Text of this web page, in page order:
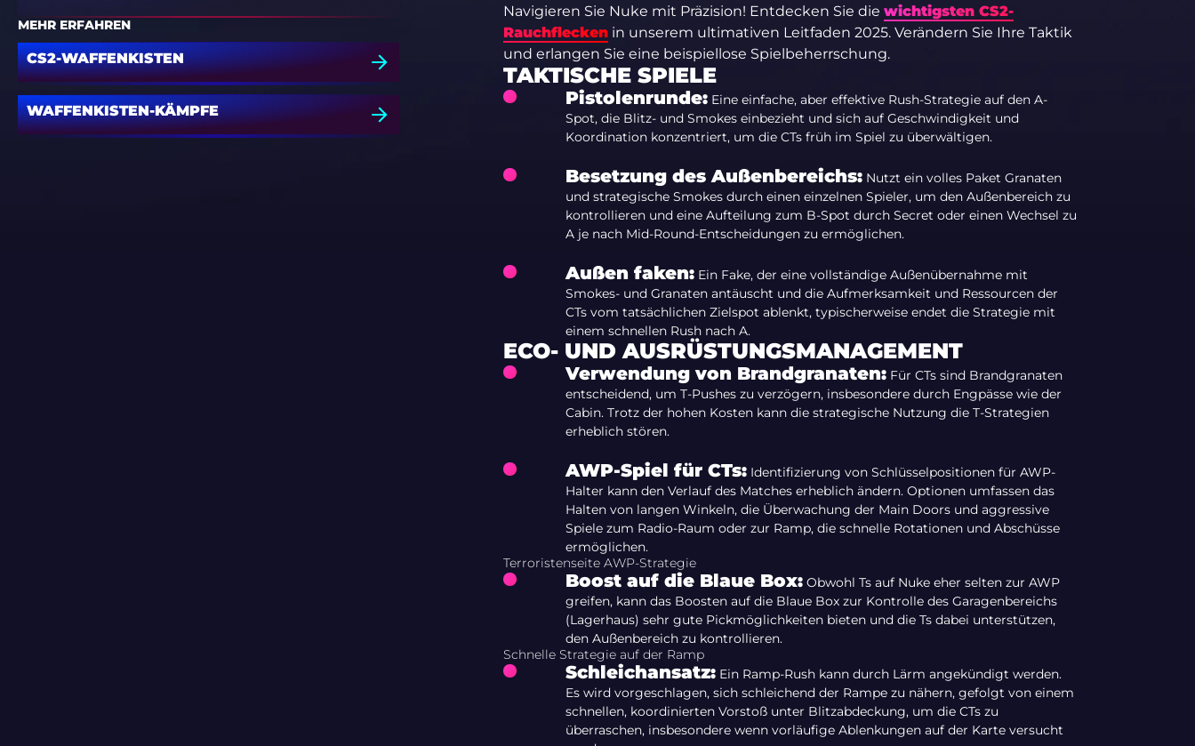
MEHR ERFAHREN
CS2-WAFFENKISTEN
WAFFENKISTEN-KÄMPFE
Navigieren Sie Nuke mit Präzision! Entdecken Sie die wichtigsten CS2-
Rauchfleckenin unserem ultimativen Leitfaden 2025. Verändern Sie Ihre Taktik
und erlangen Sie eine beispiellose Spielbeherrschung.
TAKTISCHE SPIELE
Pistolenrunde:Eine einfache, aber effektive Rush-Strategie auf den A-
Spot, die Blitz- und Smokes einbezieht und sich auf Geschwindigkeit und
Koordination konzentriert, um die CTs früh im Spiel zu überwältigen.
Besetzung des Außenbereichs:Nutzt ein volles Paket Granaten
und strategische Smokes durch einen einzelnen Spieler, um den Außenbereich zu
kontrollieren und eine Aufteilung zum B-Spot durch Secret oder einen Wechsel zu
A je nach Mid-Round-Entscheidungen zu ermöglichen.
Außen faken:Ein Fake, der eine vollständige Außenübernahme mit
Smokes- und Granaten antäuscht und die Aufmerksamkeit und Ressourcen der
CTs vom tatsächlichen Zielspot ablenkt, typischerweise endet die Strategie mit
einem schnellen Rush nach A.
ECO- UND AUSRÜSTUNGSMANAGEMENT
Verwendung von Brandgranaten:Für CTs sind Brandgranaten
entscheidend, um T-Pushes zu verzögern, insbesondere durch Engpässe wie der
Cabin. Trotz der hohen Kosten kann die strategische Nutzung die T-Strategien
erheblich stören.
AWP-Spiel für CTs:Identifizierung von Schlüsselpositionen für AWP-
Halter kann den Verlauf des Matches erheblich ändern. Optionen umfassen das
Halten von langen Winkeln, die Überwachung der Main Doors und aggressive
Spiele zum Radio-Raum oder zur Ramp, die schnelle Rotationen und Abschüsse
ermöglichen.
Terroristenseite AWP-Strategie
Boost auf die Blaue Box:Obwohl Ts auf Nuke eher selten zur AWP
greifen, kann das Boosten auf die Blaue Box zur Kontrolle des Garagenbereichs
(Lagerhaus) sehr gute Pickmöglichkeiten bieten und die Ts dabei unterstützen,
den Außenbereich zu kontrollieren.
Schnelle Strategie auf der Ramp
Schleichansatz:Ein Ramp-Rush kann durch Lärm angekündigt werden.
Es wird vorgeschlagen, sich schleichend der Rampe zu nähern, gefolgt von einem
schnellen, koordinierten Vorstoß unter Blitzabdeckung, um die CTs zu
überraschen, insbesondere wenn vorläufige Ablenkungen auf der Karte versucht